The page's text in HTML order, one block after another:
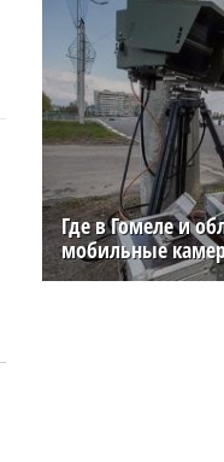
Где в Гомеле и
мобильные